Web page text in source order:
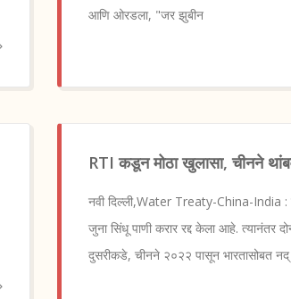
आणि ओरडला, "जर झुबीन
RTI कडून मोठा खुलासा, चीनने
नवी दिल्ली,Water Treaty-China-India :
जुना सिंधू पाणी करार रद्द केला आहे. त्यानंतर
दुसरीकडे, चीनने २०२२ पासून भारतासोबत नद्